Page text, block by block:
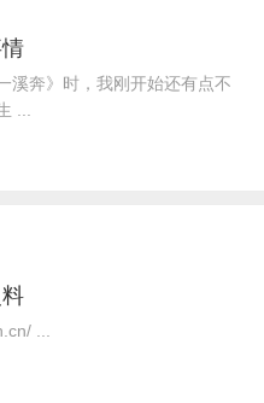
溪奔》时，我刚开始还有点不
...
...